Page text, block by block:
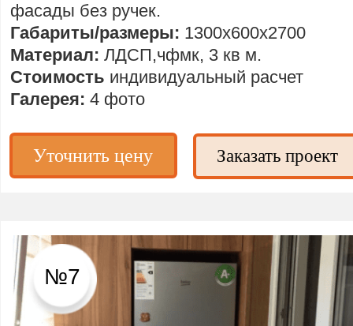
фасады без ручек.
Габариты/размеры: 1300х600х2700
Материал:ЛДСП,чфмк, 3 кв м.
Стоимость индивидуальный расчет
Галерея:4 фото
Уточнить цену Заказать проект
№7